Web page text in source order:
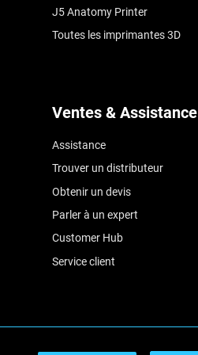
J5 Anatomy Printer
Toutes les imprimantes 3D
Ventes & Assistance
Assistance
Trouver un distributeur
Obtenir un devis
Parler à un expert
Customer Hub
Service client